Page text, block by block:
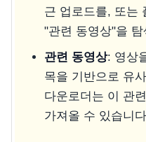
근 업로드를, 또는
"관련 동영상"을
관련 동영상: 영상
목을 기반으로 유
다운로더는 이 관
가져올 수 있습니